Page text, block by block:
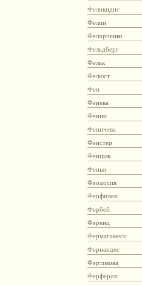
Феликидис
Фелин
Фелорченко
Фельдберг
Фельк
Фелюст
Фен
Фенева
Фенин
Феничева
Фенстер
Фенцык
Феньо
Феодосия
Феофилов
Фербей
Ференц
Фермагамесо
Фернандес
Фертикова
Ферферов